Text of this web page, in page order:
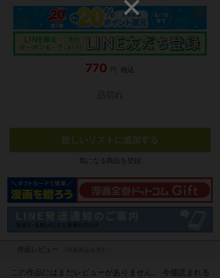
770 円 税込
欲しいリストに追加する
気になる商品を登録
この作品にはまだレビューがありません。 今後読まれる